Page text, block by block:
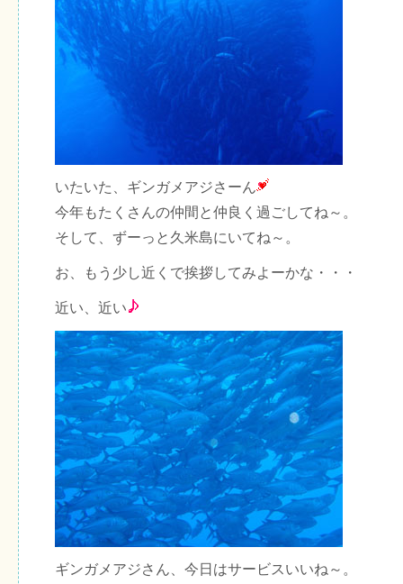
いたいた、ギンガメアジさーん
今年もたくさんの仲間と仲良く過ごしてね～。
そして、ずーっと久米島にいてね～。
お、もう少し近くで挨拶してみよーかな・・・
近い、近い
ギンガメアジさん、今日はサービスいいね～。